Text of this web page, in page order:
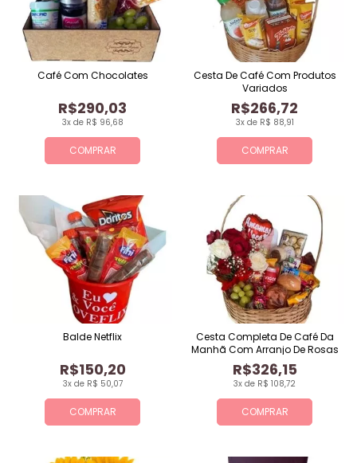
COMPRAR
3x de R$ 96,68
R$290,03
Café Com Chocolates
COMPRAR
3x de R$ 88,91
R$266,72
Cesta De Café Com Produtos
Variados
COMPRAR
3x de R$ 50,07
R$150,20
Balde Netflix
COMPRAR
3x de R$ 108,72
R$326,15
Cesta Completa De Café Da
Manhã Com Arranjo De Rosas